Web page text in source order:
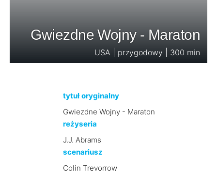
Gwiezdne Wojny - Maraton
USA | przygodowy | 300 min
tytuł oryginalny
Gwiezdne Wojny - Maraton
reżyseria
J.J. Abrams
scenariusz
Colin Trevorrow